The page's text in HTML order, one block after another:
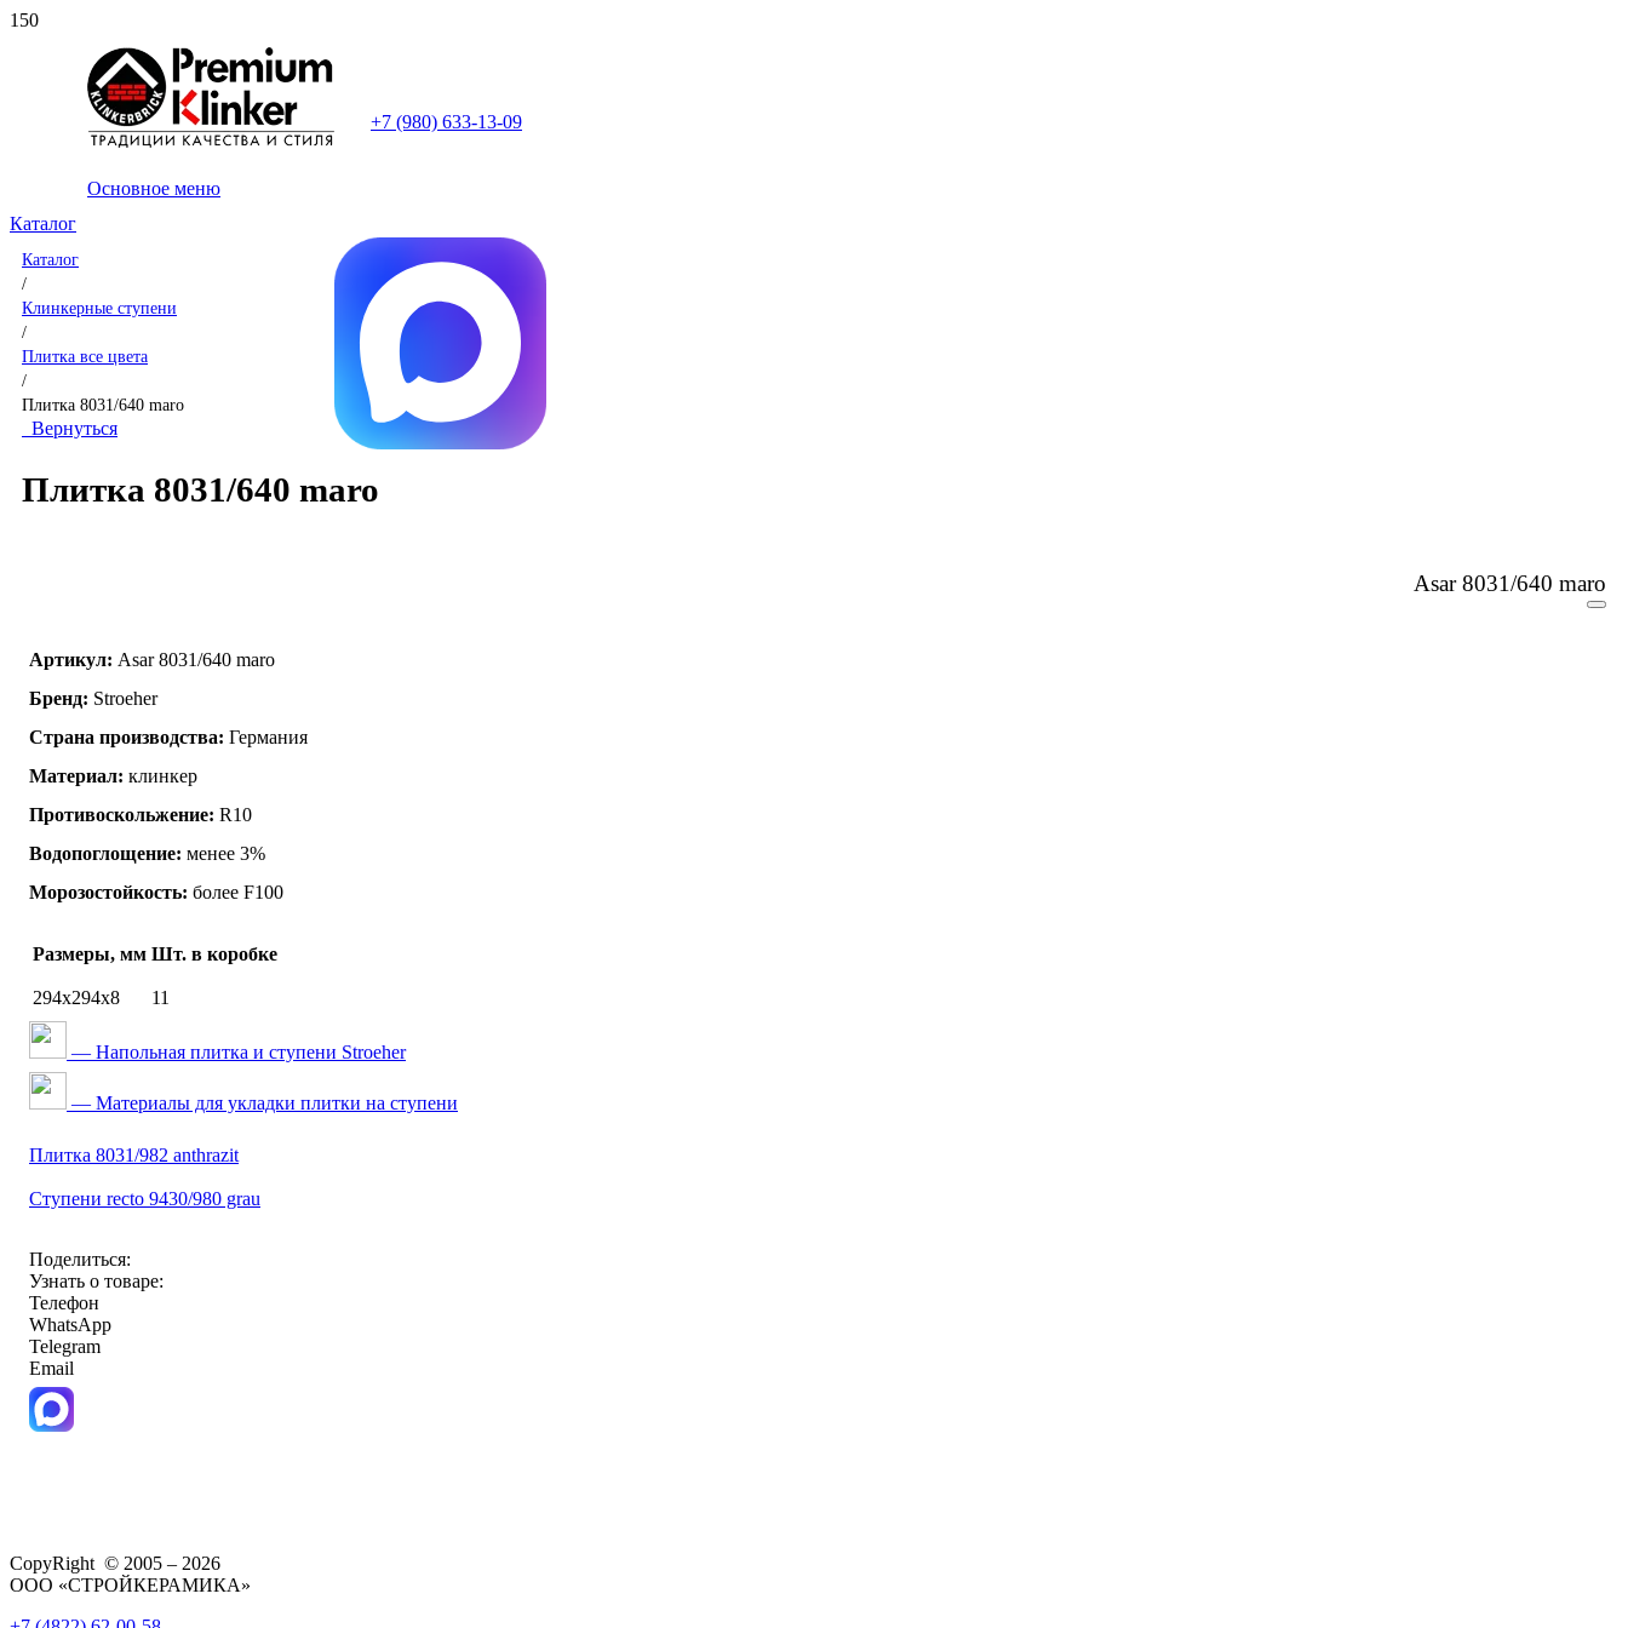
+7 (980) 633-13-09
Основное меню
Каталог
Каталог
/
Клинкерные ступени
/
Плитка все цвета
/
Плитка 8031/640 maro
Вернуться
Плитка 8031/640 maro
Asar 8031/640 maro
Артикул: Asar 8031/640 maro
Бренд: Stroeher
Страна производства: Германия
Материал: клинкер
Противоскольжение: R10
Водопоглощение: менее 3%
Морозостойкость: более F100
Размеры, мм Шт. в коробке
294х294х8 11
— Напольная плитка и ступени Stroeher
— Материалы для укладки плитки на ступени
Плитка 8031/982 anthrazit
Ступени recto 9430/980 grau
Поделиться:
Узнать о товаре:
Телефон
WhatsApp
Telegram
Email
CopyRight © 2005 – 2026
ООО «СТРОЙКЕРАМИКА»